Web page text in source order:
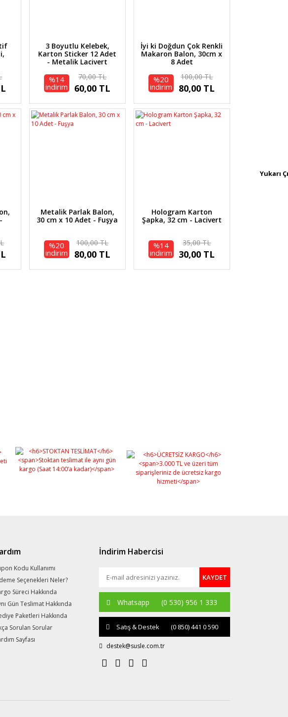
3 Boyutlu Kelebek,
Karton Sticker 12 Adet
- Metalik Lacivert
%14
indirim
70,00 TL
60,00 TL
İyi ki Doğdun Çok Renkli
Makaron Balon, 30cm x
8 Adet
%20
indirim
100,00 TL
80,00 TL
Metalik Parlak Balon,
30 cm x 10 Adet - Fuşya
%20
indirim
100,00 TL
80,00 TL
Hologram Karton
Şapka, 32 cm - Lacivert
%14
indirim
35,00 TL
30,00 TL
Kodu Kullanımı
Seçenekleri Neler?
Süreci Hakkında
Gün Teslimat Hakkında
Paketleri Hakkında
Sorulan Sorular
Sayfası
İndirim Habercisi
KAYDET
Whatsapp (0 530) 956 1 333
Satış & Destek (0 850) 441 0 590
destek@susle.com.tr
Yukarı